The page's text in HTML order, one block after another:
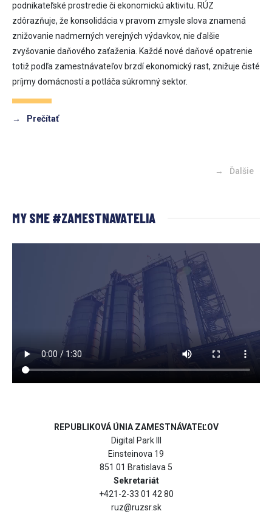
podnikateľské prostredie či ekonomickú aktivitu. RÚZ
zdôrazňuje, že konsolidácia v pravom zmysle slova znamená
znižovanie nadmerných verejných výdavkov, nie ďalšie
zvyšovanie daňového zaťaženia. Každé nové daňové opatrenie
totiž podľa zamestnávateľov brzdí ekonomický rast, znižuje čisté
príjmy domácností a potláča súkromný sektor.
→ Prečítať
→ Ďalšie
MY SME #ZAMESTNAVATELIA
REPUBLIKOVÁ ÚNIA ZAMESTNÁVATEĽOV
Digital Park III
Einsteinova 19
851 01 Bratislava 5
Sekretariát
+421-2-33 01 42 80
ruz@ruzsr.sk